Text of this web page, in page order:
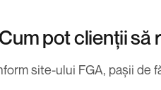
pot clienții să
site-ului FGA, pașii de